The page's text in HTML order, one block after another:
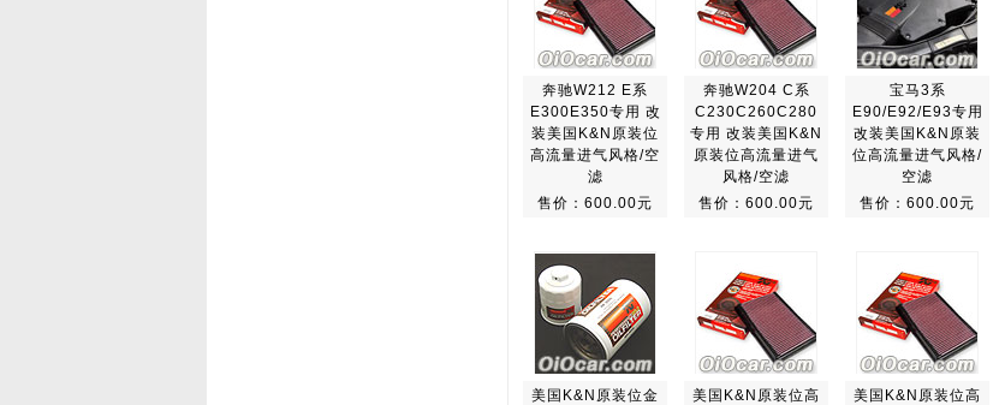
奔驰W212 E系
E300E350专用 改
装美国K&N原装位
高流量进气风格/空
滤
售价：600.00元
奔驰W204 C系
C230C260C280
专用 改装美国K&N
原装位高流量进气
风格/空滤
售价：600.00元
宝马3系
E90/E92/E93专用
改装美国K&N原装
位高流量进气风格/
空滤
售价：600.00元
美国K&N原装位金
美国K&N原装位高
美国K&N原装位高